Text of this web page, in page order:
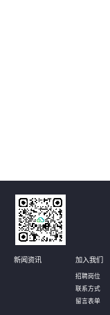
新闻资讯 加入我们
招聘岗位
联系方式
留言表单